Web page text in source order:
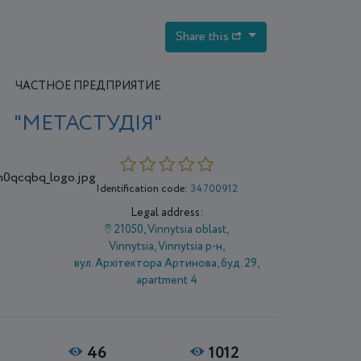
Share this
ЧАСТНОЕ ПРЕДПРИЯТИЕ
"МЕТАСТУДІЯ"
Identification code: 34700912
Legal address:
21050, Vinnytsia oblast,
Vіnnytsia, Vinnytsia р-н,
вул. Архітектора Артинова, буд. 29,
apartment 4
46 1012